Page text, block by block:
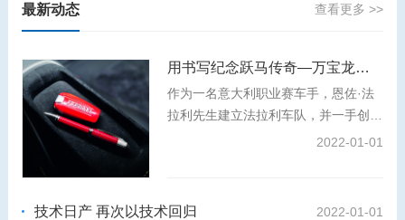
最新动态 查看更多 >>
用书写纪念跃马传奇—万宝龙著名人物系列恩佐·法拉利特别款书写工具
作为一名意大利职业赛车手，恩佐·法
拉利先生建立法拉利车队，并一手创办
了法拉利汽车品牌。秉承对卓越工艺与
赛车手与工程奇才的故事娓娓道来。
2022-01-01
技术日产 再次以技术回归 2022-01-01